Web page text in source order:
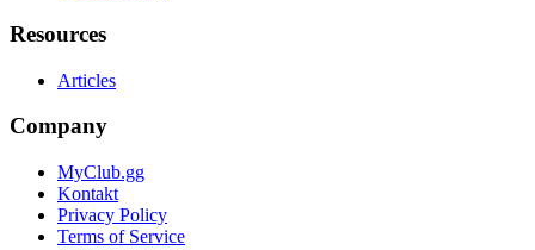
Resources
Articles
Company
MyClub.gg
Kontakt
Privacy Policy
Terms of Service